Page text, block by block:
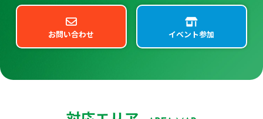
お問い合わせ イベント参加